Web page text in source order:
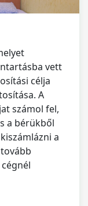
vett
célja
A
számol fel,
a bérükből
a